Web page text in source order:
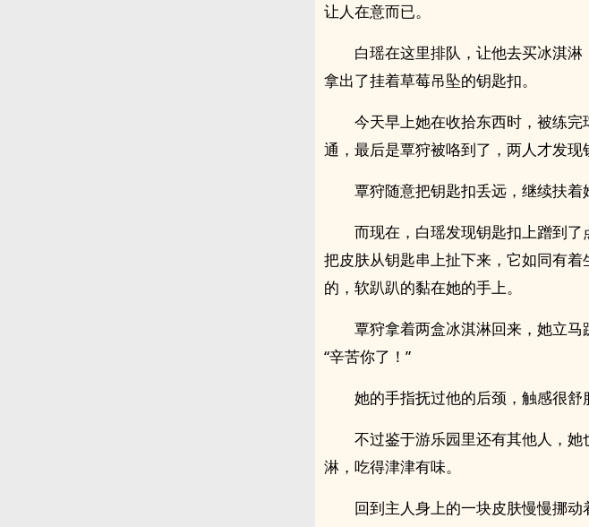
让人在意而已。
白瑶在这里排队，让他去买冰淇
拿出了挂着草莓吊坠的钥匙扣。
今天早上她在收拾东西时，被练
通，最后是覃狩被咯到了，两人才发现
覃狩随意把钥匙扣丢远，继续扶着
而现在，白瑶发现钥匙扣上蹭到
把皮肤从钥匙串上扯下来，它如同有
的，软趴趴的黏在她的手上。
覃狩拿着两盒冰淇淋回来，她立
“辛苦你了！”
她的手指抚过他的后颈，触感很舒
不过鉴于游乐园里还有其他人，
淋，吃得津津有味。
回到主人身上的一块皮肤慢慢挪